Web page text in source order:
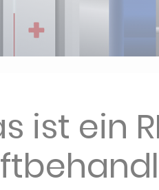
ist ein